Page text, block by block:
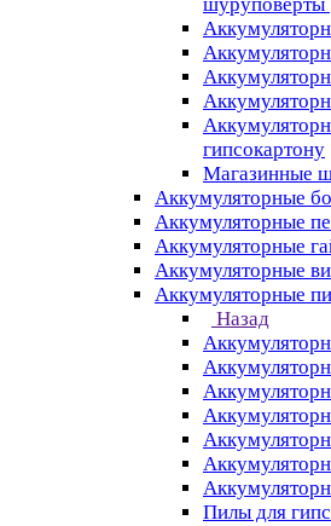
гипсокартону
Магазинные
Аккумуляторные
Аккумуляторные
Аккумуляторные
Аккумуляторные
Аккумуляторные
Назад
Пилы для